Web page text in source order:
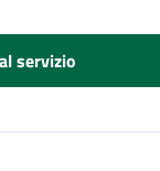
servizio